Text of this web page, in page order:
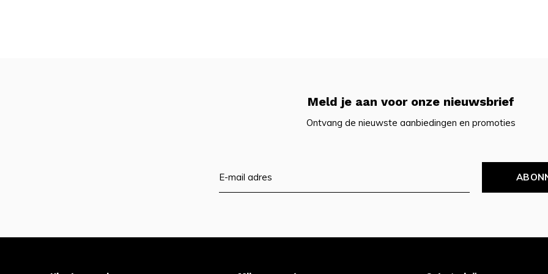
Meld je aan voor onze nieuwsbrief
Ontvang de nieuwste aanbiedingen en promoties